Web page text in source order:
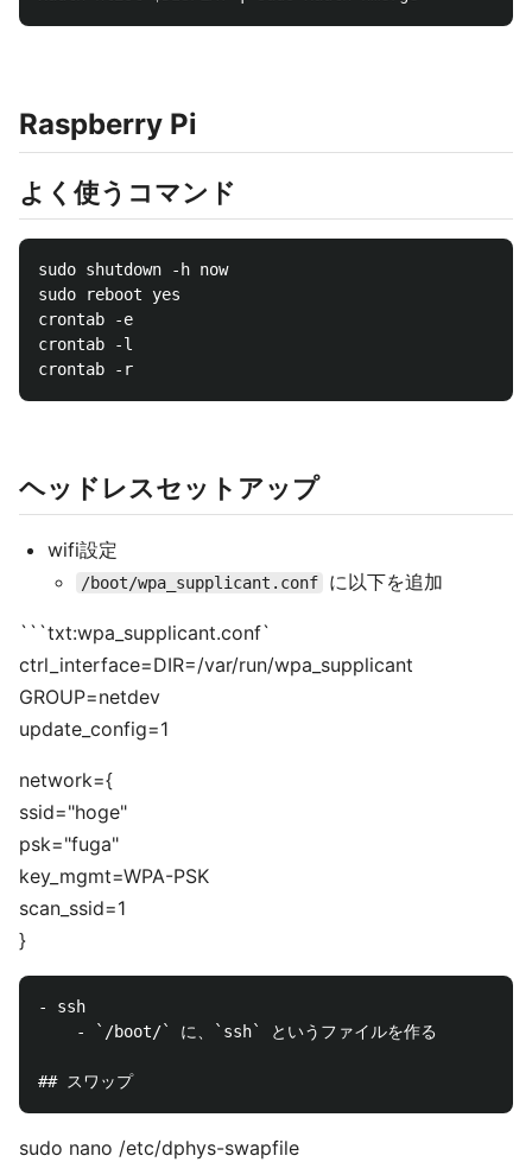
Raspberry Pi
よく使うコマンド
sudo shutdown -h now
sudo reboot yes
crontab -e
crontab -l
ヘッドレスセットアップ
wifi設定
/boot/wpa_supplicant.conf に以下を追加
```txt:wpa_supplicant.conf`
ctrl_interface=DIR=/var/run/wpa_supplicant
GROUP=netdev
update_config=1
network={
ssid="hoge"
psk="fuga"
key_mgmt=WPA-PSK
scan_ssid=1
}
- ssh
    - `/boot/` に、`ssh` というファイルを作る
sudo nano /etc/dphys-swapfile